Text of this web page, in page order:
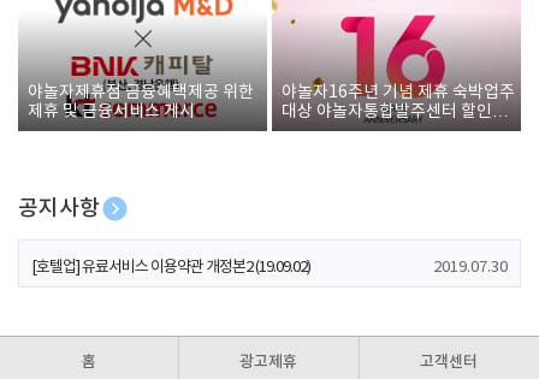
야놀자제휴점 금융혜택제공 위한
제휴 및 금융서비스 게시
야놀자16주년 기념 제휴 숙박업주
대상 야놀자통합발주센터 할인쿠
폰 증정
공지사항
[호텔업] 개인정보 처리방침 개정본1 (19.09.02)
[호텔업] 유료서비스 이용약관 개정본2 (19.09.02) 2019.07.30
홈 광고제휴 고객센터